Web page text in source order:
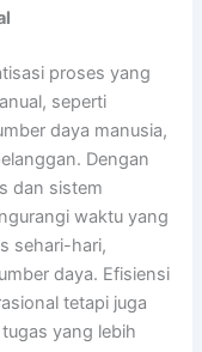
proses yang
seperti
daya manusia,
Dengan
dan sistem
waktu yang
sehari-hari,
daya. Efisiensi
tetapi juga
yang lebih